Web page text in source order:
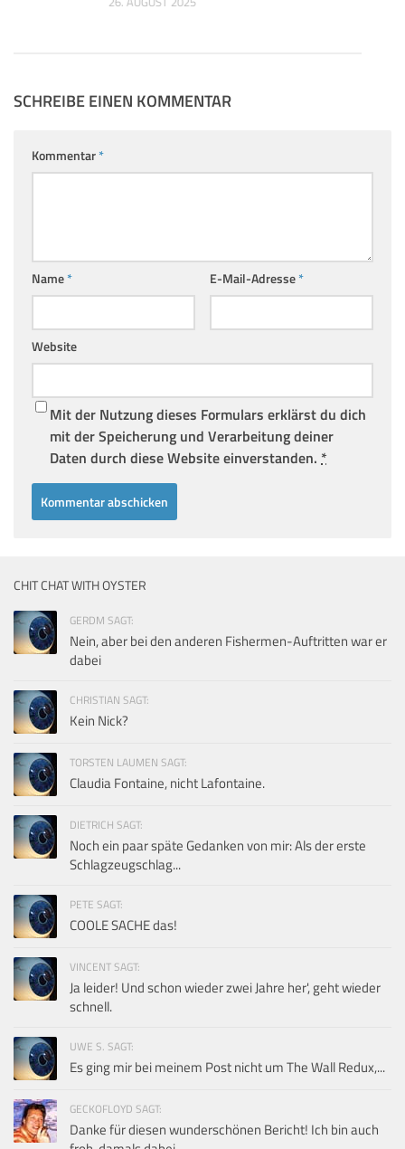
SCHREIBE EINEN KOMMENTAR
Kommentar*
Name* E-Mail-Adresse*
Website
Mit der Nutzung dieses Formulars erklärst du dich
mit der Speicherung und Verarbeitung deiner
Daten durch diese Website einverstanden. *
CHIT CHAT WITH OYSTER
GERDM SAGT:
Nein, aber bei den anderen Fishermen-Auftritten war er
dabei
CHRISTIAN SAGT:
Kein Nick?
TORSTEN LAUMEN SAGT:
Claudia Fontaine, nicht Lafontaine.
DIETRICH SAGT:
Noch ein paar späte Gedanken von mir: Als der erste
Schlagzeugschlag...
PETE SAGT:
COOLE SACHE das!
VINCENT SAGT:
Ja leider! Und schon wieder zwei Jahre her', geht wieder
schnell.
UWE S. SAGT:
Es ging mir bei meinem Post nicht um The Wall Redux,...
GECKOFLOYD SAGT:
Danke für diesen wunderschönen Bericht! Ich bin auch